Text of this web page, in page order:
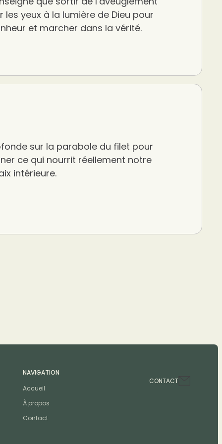
les yeux à la lumière de Dieu pour
et marcher dans la vérité.
sur la parabole du filet pour
ce qui nourrit réellement notre
intérieure.
NAVIGATION
Accueil
À propos
Contact
CONTACT